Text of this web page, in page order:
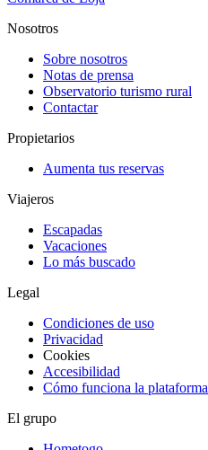
Nosotros
Sobre nosotros
Notas de prensa
Observatorio turismo rural
Contactar
Propietarios
Aumenta tus reservas
Viajeros
Escapadas
Vacaciones
Lo más buscado
Legal
Condiciones de uso
Privacidad
Cookies
Accesibilidad
Cómo funciona la plataforma
El grupo